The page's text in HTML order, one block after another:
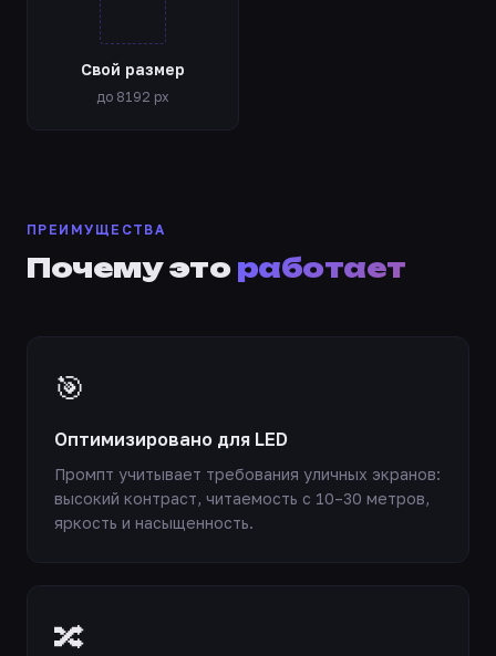
Свой размер
до 8192 px
ПРЕИМУЩЕСТВА
Почему это работает
🎯
Оптимизировано для LED
Промпт учитывает требования уличных экранов:
высокий контраст, читаемость с 10–30 метров,
яркость и насыщенность.
🔀